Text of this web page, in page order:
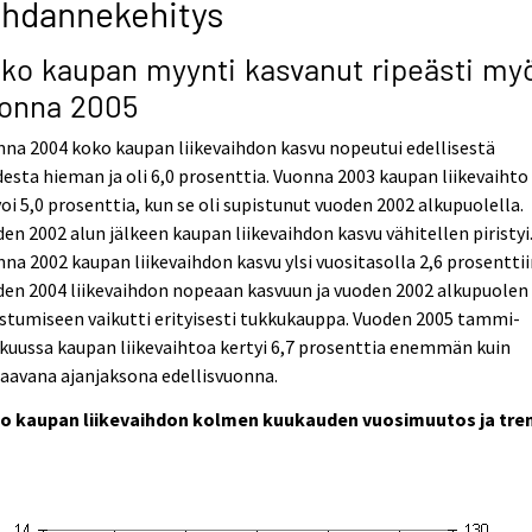
kaupan myynti kasvanut ripeästi
2005
2004 koko kaupan liikevaihdon kasvu nopeutui edellisestä
hieman ja oli 6,0 prosenttia. Vuonna 2003 kaupan liikevaihto
5,0 prosenttia, kun se oli supistunut vuoden 2002 alkupuolella.
2002 alun jälkeen kaupan liikevaihdon kasvu vähitellen piristyi.
2002 kaupan liikevaihdon kasvu ylsi vuositasolla 2,6
2004 liikevaihdon nopeaan kasvuun ja vuoden 2002 alkupuolen
vaikutti erityisesti tukkukauppa. Vuoden 2005 tammi-
kaupan liikevaihtoa kertyi 6,7 prosenttia enemmän kuin
ajanjaksona edellisvuonna.
kaupan liikevaihdon kolmen kuukauden vuosimuutos ja